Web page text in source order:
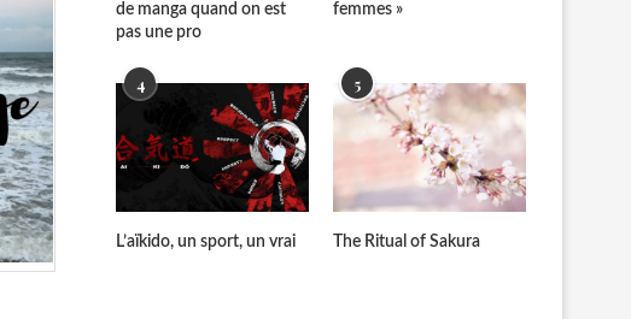
de manga quand on est
pas une pro
femmes »
4
L’aïkido, un sport, un vrai
5
The Ritual of Sakura